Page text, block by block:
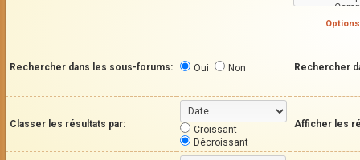
Rechercher dans les sous-forums: Oui Non Rechercher
Classer les résultats par:
Croissant
Décroissant
Afficher les